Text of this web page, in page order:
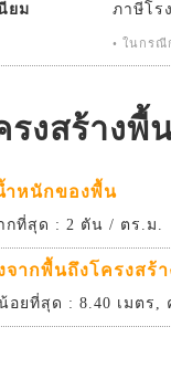
ยม ภาษีโร
• ในกรณี
รงสร้างพื้
ำหนักของพื้น
กที่สุด : 2 ตัน / ตร.ม.
จากพื้นถึงโครงสร้
อยที่สุด : 8.40 เมตร,